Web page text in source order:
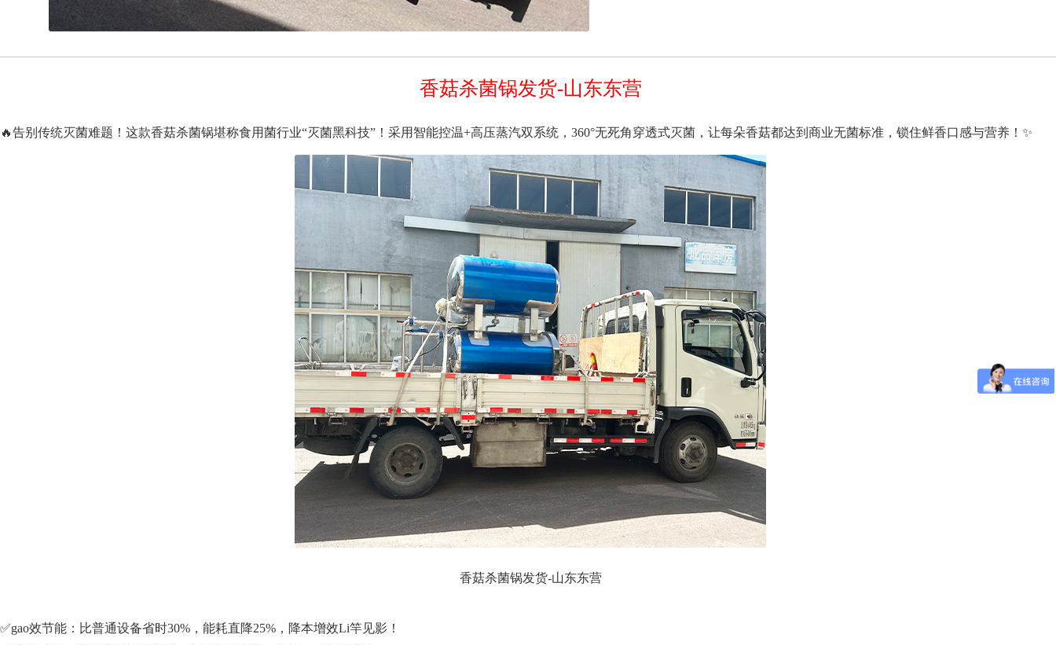
香菇杀菌锅发货-山东东营
🔥告别传统灭菌难题！这款香菇杀菌锅堪称食用菌行业“灭菌黑科技”！采用智能控温+高压蒸汽双系统，360°无死角穿透式灭菌，让每朵香菇都达到商业无菌标准，锁住鲜香口感与营养！✨
香菇杀菌锅发货-山东东营
✅gao效节能：比普通设备省时30%，能耗直降25%，降本增效Li竿见影！